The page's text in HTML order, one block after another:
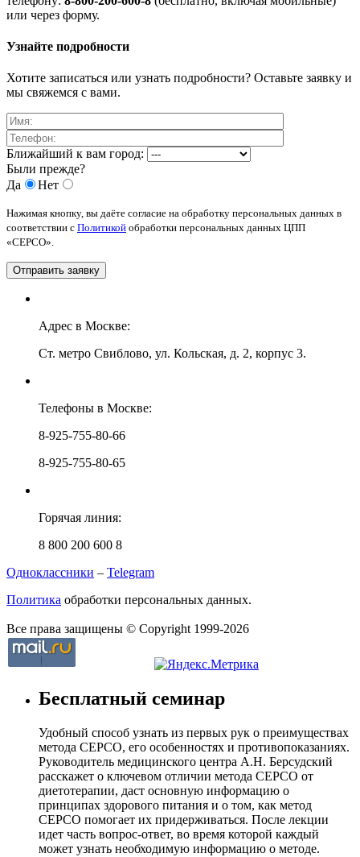
или через форму.
Узнайте подробности
Хотите записаться или узнать подробности? Оставьте заявку и
мы свяжемся с вами.
Ближайший к вам город:
Были прежде?
Да
Нет
Нажимая кнопку, вы даёте согласие на обработку персональных данных в
соответствии с Политикой обработки персональных данных ЦПП
«СЕРСО».
Адрес в Москве:
Ст. метро Свиблово, ул. Кольская, д. 2, корпус 3.
Телефоны в Москве:
8-925-755-80-66
8-925-755-80-65
Горячая линия:
8 800 200 600 8
Одноклассники – Telegram
Политика обработки персональных данных.
Все права защищены © Copyright 1999-2026
Бесплатный семинар
Удобный способ узнать из первых рук о преимуществах
метода СЕРСО, его особенностях и противопоказаниях.
Руководитель медицинского центра А.Н. Берсудский
расскажет о ключевом отличии метода СЕРСО от
диетотерапии, даст основную информацию о
принципах здорового питания и о том, как метод
СЕРСО помогает их придерживаться. После лекции
идет часть вопрос-ответ, во время которой каждый
может узнать необходимую информацию о методе.